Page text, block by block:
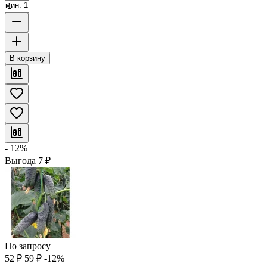
мин. 1
В корзину
- 12%
Выгода 7 ₽
По запросу
52 ₽ 59 ₽ -12%